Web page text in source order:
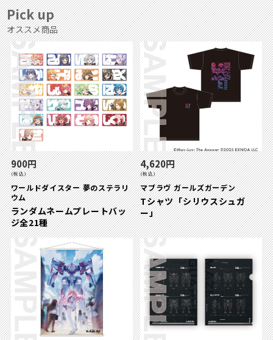
Pick up
オススメ商品
900円
(税込)
ワールドダイスター 夢のステラリ
ウム
ランダムネームプレートバッ
ジ全21種
4,620円
(税込)
マブラヴ ガールズガーデン
Tシャツ「シリウスシュガ
ー」